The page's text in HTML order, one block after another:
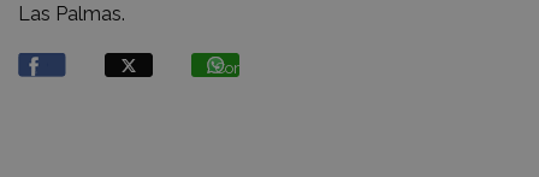
Las Palmas.
Compartir